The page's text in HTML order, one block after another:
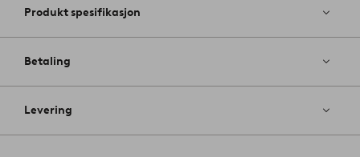
Produkt spesifikasjon
Betaling
Levering